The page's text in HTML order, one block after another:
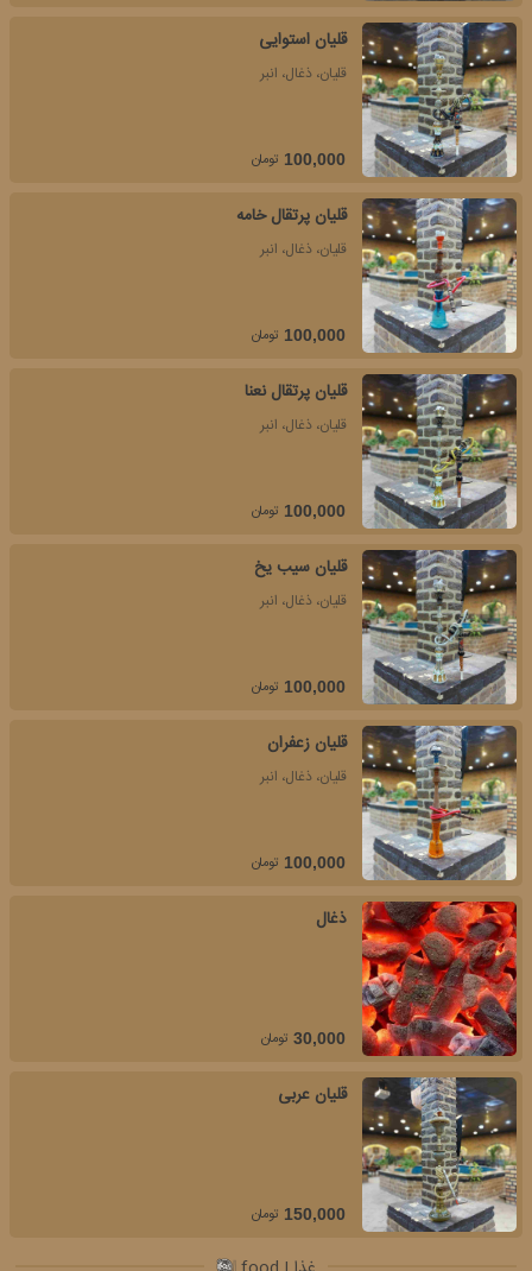
قلیان استوایی
قلیان، ذغال، انبر
100,000 تومان
قلیان پرتقال خامه
قلیان، ذغال، انبر
100,000 تومان
قلیان پرتقال نعنا
قلیان، ذغال، انبر
100,000 تومان
قلیان سیب یخ
قلیان، ذغال، انبر
100,000 تومان
قلیان زعفران
قلیان، ذغال، انبر
100,000 تومان
ذغال
30,000 تومان
قلیان عربی
150,000 تومان